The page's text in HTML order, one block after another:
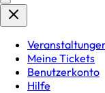
Meine Tickets
Benutzerkonto
Hilfe